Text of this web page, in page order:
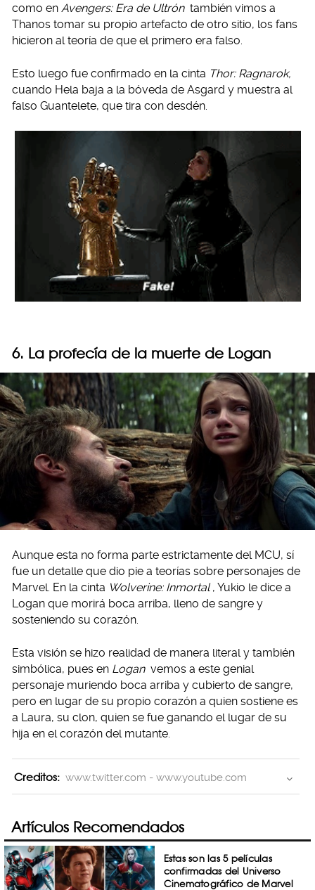
como en Avengers: Era de Ultrón también vimos a
Thanos tomar su propio artefacto de otro sitio, los fans
hicieron al teoría de que el primero era falso.
Esto luego fue confirmado en la cinta Thor: Ragnarok,
cuando Hela baja a la bóveda de Asgard y muestra al
falso Guantelete, que tira con desdén.
6. La profecía de la muerte de Logan
Aunque esta no forma parte estrictamente del MCU, sí
fue un detalle que dio pie a teorías sobre personajes de
Marvel. En la cinta Wolverine: Inmortal , Yukio le dice a
Logan que morirá boca arriba, lleno de sangre y
sosteniendo su corazón.
Esta visión se hizo realidad de manera literal y también
simbólica, pues en Logan vemos a este genial
personaje muriendo boca arriba y cubierto de sangre,
pero en lugar de su propio corazón a quien sostiene es
a Laura, su clon, quien se fue ganando el lugar de su
hija en el corazón del mutante.
Creditos: www.twitter.com - www.youtube.com
Artículos Recomendados
Estas son las 5 películas
confirmadas del Universo
Cinematográfico de Marvel